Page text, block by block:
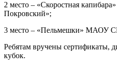
2 место – «Скоростная
Покровский»;
3 место – «Пельмешки» МАОУ
Ребятам вручены сертификаты,
кубок.